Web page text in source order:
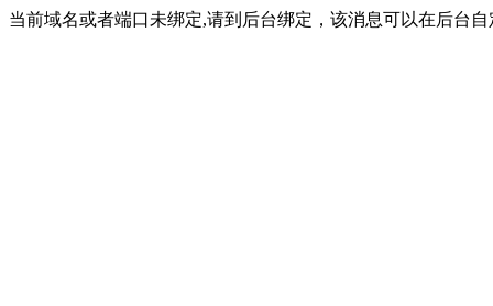
当前域名或者端口未绑定,请到后台绑定，该消息可以在后台自